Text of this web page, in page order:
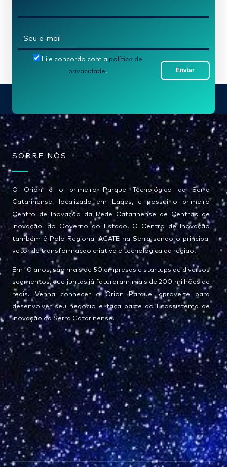
-
Enviar
Li e concordo com a política de
privacidade.
SOBRE NÓS
O Orion é o primeiro Parque Tecnológico da Serra
Catarinense, localizado em Lages, e possui o primeiro
Centro de Inovação da Rede Catarinense de Centros de
Inovação, do Governo do Estado. O Centro de Inovação
também é Polo Regional ACATE na Serra sendo o principal
vetor de transformação criativa e tecnológica da região.
Em 10 anos, são mais de 50 empresas e startups de diversos
segmentos, que juntas já faturaram mais de 200 milhões de
reais. Venha conhecer o Orion Parque, aproveite para
desenvolver seu negócio e faça parte do Ecossistema de
Inovação da Serra Catarinense!